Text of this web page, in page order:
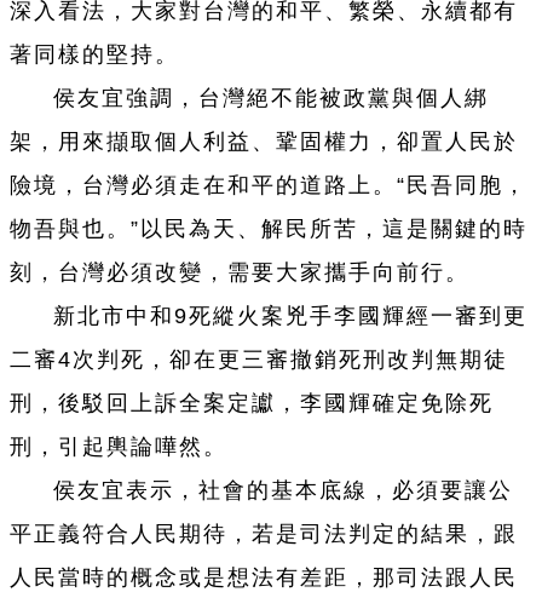
深入看法，大家對台灣的和平、繁榮、永續都有
著同樣的堅持。
侯友宜強調，台灣絕不能被政黨與個人綁
架，用來擷取個人利益、鞏固權力，卻置人民於
險境，台灣必須走在和平的道路上。“民吾同胞，
物吾與也。”以民為天、解民所苦，這是關鍵的時
刻，台灣必須改變，需要大家攜手向前行。
新北市中和9死縱火案兇手李國輝經一審到更
二審4次判死，卻在更三審撤銷死刑改判無期徒
刑，後駁回上訴全案定讞，李國輝確定免除死
刑，引起輿論嘩然。
侯友宜表示，社會的基本底線，必須要讓公
平正義符合人民期待，若是司法判定的結果，跟
人民當時的概念或是想法有差距，那司法跟人民